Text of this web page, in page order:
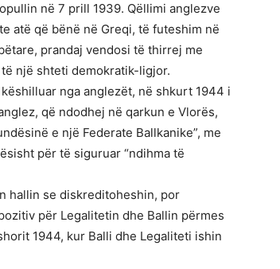
në 7 prill 1939. Qëllimi anglezve
atë që bënë në Greqi, të futeshim në
prandaj vendosi të thirrej me
një shteti demokratik-ligjor.
nga anglezët, në shkurt 1944 i
që ndodhej në qarkun e Vlorës,
e një Federate Ballkanike”, me
për të siguruar “ndihma të
hallin se diskreditoheshin, por
për Legalitetin dhe Ballin përmes
1944, kur Balli dhe Legaliteti ishin